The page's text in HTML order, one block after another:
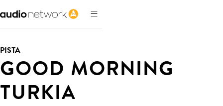
PISTA
GOOD MORNING
TURKIA